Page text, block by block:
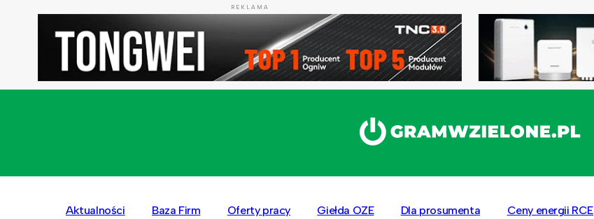
REKLAMA
Aktualności Baza Firm Oferty pracy Giełda OZE Dla prosumenta Ceny energii RCE